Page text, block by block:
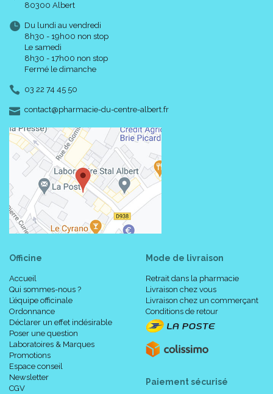
80300 Albert
Du lundi au vendredi
8h30 - 19h00 non stop
Le samedi
8h30 - 17h00 non stop
Fermé le dimanche
03 22 74 45 50
contact-
@-
pharmacie-du-centre-albert.fr
Officine
Accueil
Qui sommes-nous ?
L’équipe officinale
Ordonnance
Déclarer un effet indésirable
Poser une question
Laboratoires & Marques
Promotions
Espace conseil
Newsletter
CGV
Mode de livraison
Retrait dans la pharmacie
Livraison chez vous
Livraison chez un commerçant
Conditions de retour
Paiement sécurisé